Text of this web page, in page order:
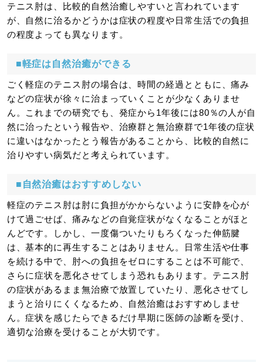
テニス肘は、比較的自然治癒しやすいと言われています
が、自然に治るかどうかは症状の程度や日常生活での負担
の程度よっても異なります。
■軽症は自然治癒ができる
ごく軽症のテニス肘の場合は、時間の経過とともに、痛み
などの症状が徐々に治まっていくことが少なくありませ
ん。これまでの研究でも、発症から1年後には80％の人が自
然に治ったという報告や、治療群と無治療群で1年後の症状
に違いはなかったとう報告があることから、比較的自然に
治りやすい病気だと考えられています。
■自然治癒はおすすめしない
軽症のテニス肘は肘に負担がかからないように安静を心が
けて過ごせば、痛みなどの自覚症状がなくなることがほと
んどです。しかし、一度傷ついたりもろくなった伸筋腱
は、基本的に再生することはありません。日常生活や仕事
を続ける中で、肘への負担をゼロにすることは不可能で、
さらに症状を悪化させてしまう恐れもあります。テニス肘
の症状があるまま無治療で放置していたり、悪化させてし
まうと治りにくくなるため、自然治癒はおすすめしませ
ん。症状を感じたらできるだけ早期に医師の診断を受け、
適切な治療を受けることが大切です。